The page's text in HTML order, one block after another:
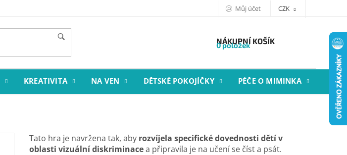
Můj účet CZK
NÁKUPNÍ KOŠÍK
0 položek
KREATIVITA NA VEN DĚTSKÉ POKOJÍČKY PÉČE O MIMINKA
Tato hra je navržena tak, aby rozvíjela specifické dovednosti dětí v
oblasti vizuální diskriminacea připravila je na učení se číst a psát.